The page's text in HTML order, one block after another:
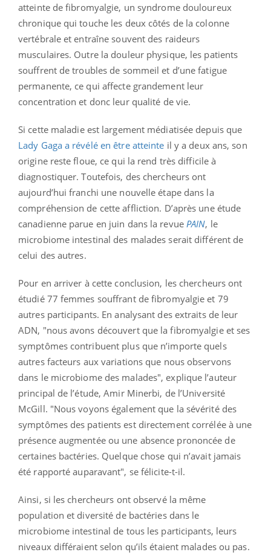
atteinte de fibromyalgie, un syndrome douloureux
chronique qui touche les deux côtés de la colonne
vertébrale et entraîne souvent des raideurs
musculaires. Outre la douleur physique, les patients
souffrent de troubles de sommeil et d’une fatigue
permanente, ce qui affecte grandement leur
concentration et donc leur qualité de vie.
Si cette maladie est largement médiatisée depuis que
Lady Gaga a révélé en être atteinte il y a deux ans, son
origine reste floue, ce qui la rend très difficile à
diagnostiquer. Toutefois, des chercheurs ont
aujourd’hui franchi une nouvelle étape dans la
compréhension de cette affliction. D’après une étude
canadienne parue en juin dans la revue PAIN, le
microbiome intestinal des malades serait différent de
celui des autres.
Pour en arriver à cette conclusion, les chercheurs ont
étudié 77 femmes souffrant de fibromyalgie et 79
autres participants. En analysant des extraits de leur
ADN, "nous avons découvert que la fibromyalgie et ses
symptômes contribuent plus que n’importe quels
autres facteurs aux variations que nous observons
dans le microbiome des malades", explique l’auteur
principal de l’étude, Amir Minerbi, de l’Université
McGill. "Nous voyons également que la sévérité des
symptômes des patients est directement corrélée à une
présence augmentée ou une absence prononcée de
certaines bactéries. Quelque chose qui n’avait jamais
été rapporté auparavant", se félicite-t-il.
Ainsi, si les chercheurs ont observé la même
population et diversité de bactéries dans le
microbiome intestinal de tous les participants, leurs
niveaux différaient selon qu’ils étaient malades ou pas.